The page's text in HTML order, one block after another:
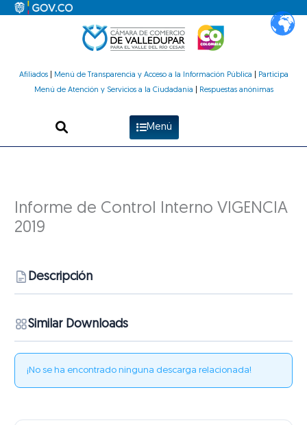
Afiliados| Menú de Transparencia y Acceso a la Información Pública
Participa
Menú de Atención y Servicios a la Ciudadanía
Respuestas anónimas
Menú
Informe de Control Interno VIGENCIA
2019
Descripción
Similar Downloads
¡No se ha encontrado ninguna descarga relacionada!